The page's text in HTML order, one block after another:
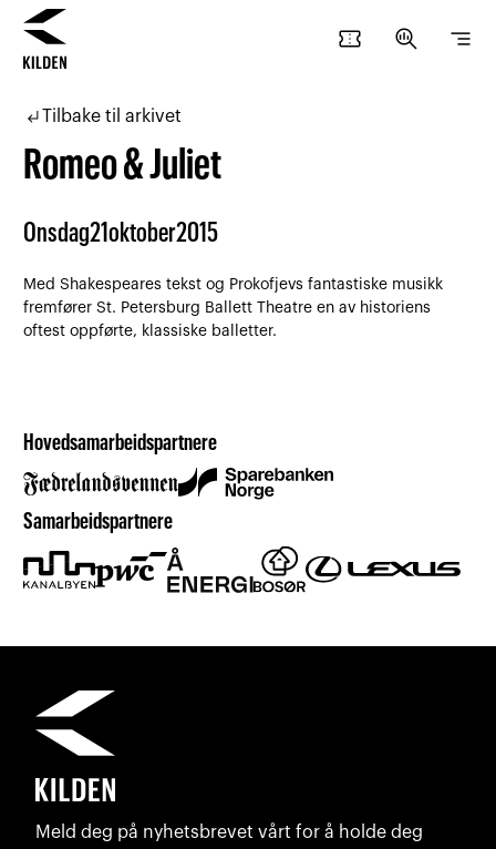
confirmation_number search_insights segment
subdirectory_arrow_leftTilbake til arkivet
Romeo & Juliet
Onsdag21oktober2015
Med Shakespeares tekst og Prokofjevs fantastiske musikk
fremfører St. Petersburg Ballett Theatre en av historiens
oftest oppførte, klassiske balletter.
Hovedsamarbeidspartnere
Samarbeidspartnere
Meld deg på nyhetsbrevet vårt for å holde deg